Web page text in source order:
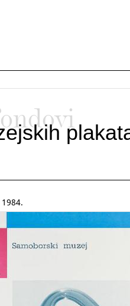
1984.